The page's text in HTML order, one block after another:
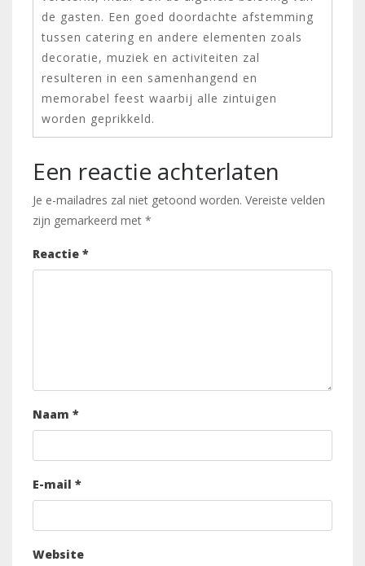
de gasten. Een goed doordachte afstemming
tussen catering en andere elementen zoals
decoratie, muziek en activiteiten zal
resulteren in een samenhangend en
memorabel feest waarbij alle zintuigen
worden geprikkeld.
Een reactie achterlaten
Je e-mailadres zal niet getoond worden. Vereiste velden
zijn gemarkeerd met *
Reactie *
Naam *
E-mail *
Website